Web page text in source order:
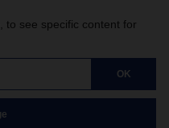
to see specific content for
OK